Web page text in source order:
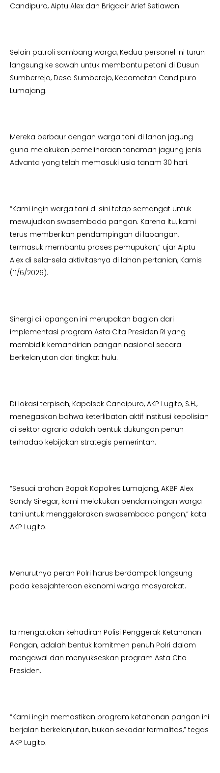
Candipuro, Aiptu Alex dan Brigadir Arief Setiawan.
Selain patroli sambang warga, Kedua personel ini turun
langsung ke sawah untuk membantu petani di Dusun
Sumberrejo, Desa Sumberejo, Kecamatan Candipuro
Lumajang.
Mereka berbaur dengan warga tani di lahan jagung
guna melakukan pemeliharaan tanaman jagung jenis
Advanta yang telah memasuki usia tanam 30 hari.
“Kami ingin warga tani di sini tetap semangat untuk
mewujudkan swasembada pangan. Karena itu, kami
terus memberikan pendampingan di lapangan,
termasuk membantu proses pemupukan,” ujar Aiptu
Alex di sela-sela aktivitasnya di lahan pertanian, Kamis
(11/6/2026).
Sinergi di lapangan ini merupakan bagian dari
implementasi program Asta Cita Presiden RI yang
membidik kemandirian pangan nasional secara
berkelanjutan dari tingkat hulu.
Di lokasi terpisah, Kapolsek Candipuro, AKP Lugito, S.H.,
menegaskan bahwa keterlibatan aktif institusi kepolisian
di sektor agraria adalah bentuk dukungan penuh
terhadap kebijakan strategis pemerintah.
“Sesuai arahan Bapak Kapolres Lumajang, AKBP Alex
Sandy Siregar, kami melakukan pendampingan warga
tani untuk menggelorakan swasembada pangan,” kata
AKP Lugito.
Menurutnya peran Polri harus berdampak langsung
pada kesejahteraan ekonomi warga masyarakat.
Ia mengatakan kehadiran Polisi Penggerak Ketahanan
Pangan, adalah bentuk komitmen penuh Polri dalam
mengawal dan menyukseskan program Asta Cita
Presiden.
“Kami ingin memastikan program ketahanan pangan ini
berjalan berkelanjutan, bukan sekadar formalitas,” tegas
AKP Lugito.